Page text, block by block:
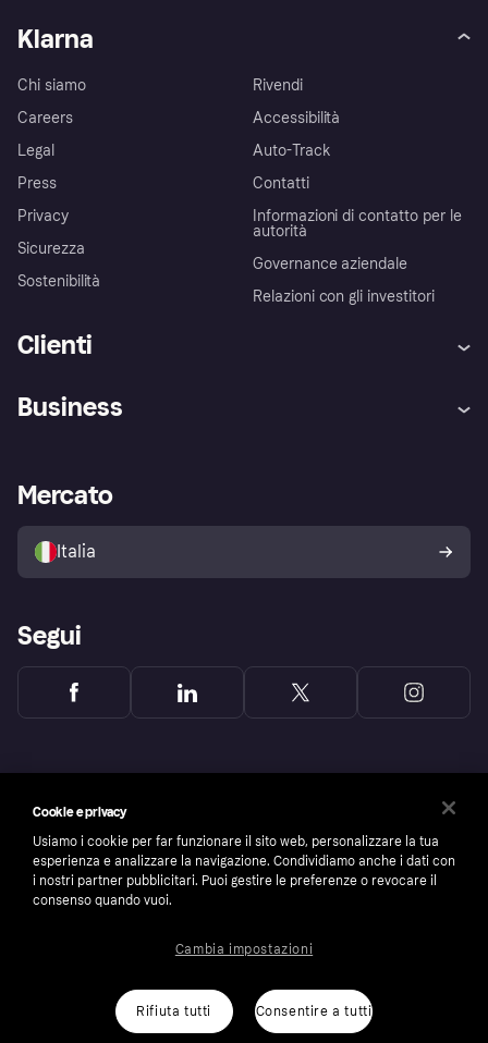
Klarna
Chi siamo
Careers
Legal
Press
Privacy
Sicurezza
Sostenibilità
Rivendi
Accessibilità
Auto-Track
Contatti
Informazioni di contatto per le
autorità
Governance aziendale
Relazioni con gli investitori
Clienti
Assistenza
Esplora i negozi
Politica di protezione
dell'acquirente Klarna
Business
Accesso aziende
Mercato
Italia
Segui
number: 556737-0431
Cookies Klarna.com
Cookie e privacy
Usiamo i cookie per far funzionare il sito web, personalizzare la tua
esperienza e analizzare la navigazione. Condividiamo anche i dati con
i nostri partner pubblicitari. Puoi gestire le preferenze o revocare il
consenso quando vuoi.
Rifiuta tutti Consentire a tutti
Cambia impostazioni